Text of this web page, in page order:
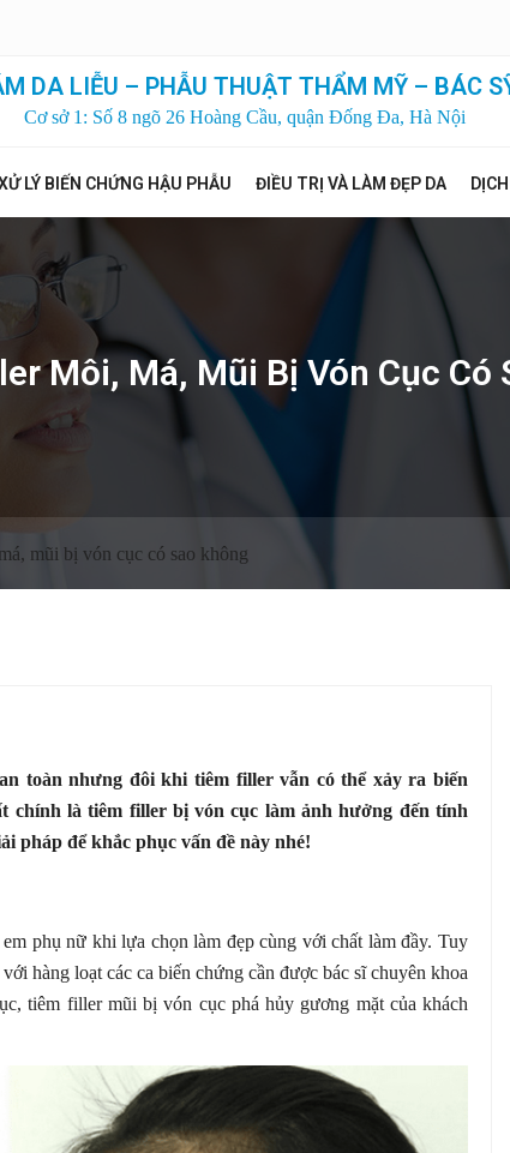
DA LIỄU – PHẪU THUẬT THẨM MỸ – BÁC
Cơ sở 1: Số 8 ngõ 26 Hoàng Cầu, quận Đống Đa, Hà Nội
LÝ BIẾN CHỨNG HẬU PHẪU ĐIỀU TRỊ VÀ LÀM ĐẸP DA
Môi, Má, Mũi Bị Vón Cục Có
mũi bị vón cục có sao không
toàn nhưng đôi khi tiêm filler vẫn có thể xảy ra biến
chính là tiêm filler bị vón cục làm ảnh hưởng đến tính
pháp để khắc phục vấn đề này nhé!
phụ nữ khi lựa chọn làm đẹp cùng với chất làm đầy. Tuy
hàng loạt các ca biến chứng cần được bác sĩ chuyên khoa
tiêm filler mũi bị vón cục phá hủy gương mặt của khách